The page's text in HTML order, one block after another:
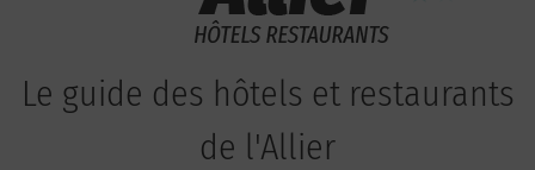
Le guide des hôtels et restaurants
de l'Allier